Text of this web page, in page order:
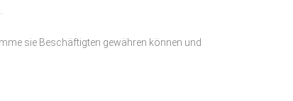
sie Beschäftigten gewähren können und